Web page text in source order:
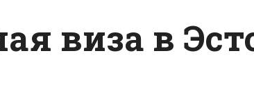
виза в